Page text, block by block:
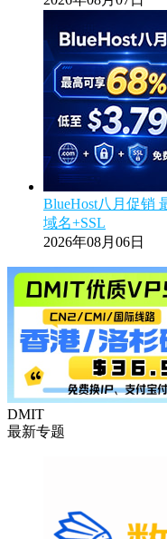
BlueHost八月促销
域名+SSL
2026年08月06日
DMIT
最新专题